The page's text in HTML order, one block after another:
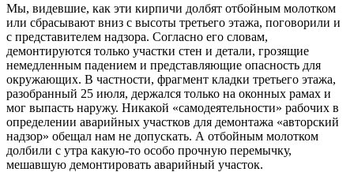
Мы, видевшие, как эти кирпичи долбят отбойным молотком
или сбрасывают вниз с высоты третьего этажа, поговорили и
с представителем надзора. Согласно его словам,
демонтируются только участки стен и детали, грозящие
немедленным падением и представляющие опасность для
окружающих. В частности, фрагмент кладки третьего этажа,
разобранный 25 июля, держался только на оконных рамах и
мог выпасть наружу. Никакой «самодеятельности» рабочих в
определении аварийных участков для демонтажа «авторский
надзор» обещал нам не допускать. А отбойным молотком
долбили с утра какую-то особо прочную перемычку,
мешавшую демонтировать аварийный участок.